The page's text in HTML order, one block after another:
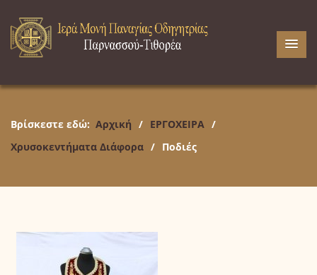
Βρίσκεστε εδώ: Αρχική / ΕΡΓΟΧΕΙΡΑ /
Χρυσοκεντήματα Διάφορα / Ποδιές